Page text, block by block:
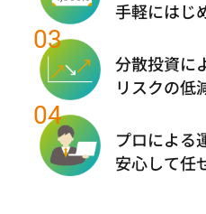
手軽にはじ
03
分散投資に
リスクの低
04
プロによる
安心して任